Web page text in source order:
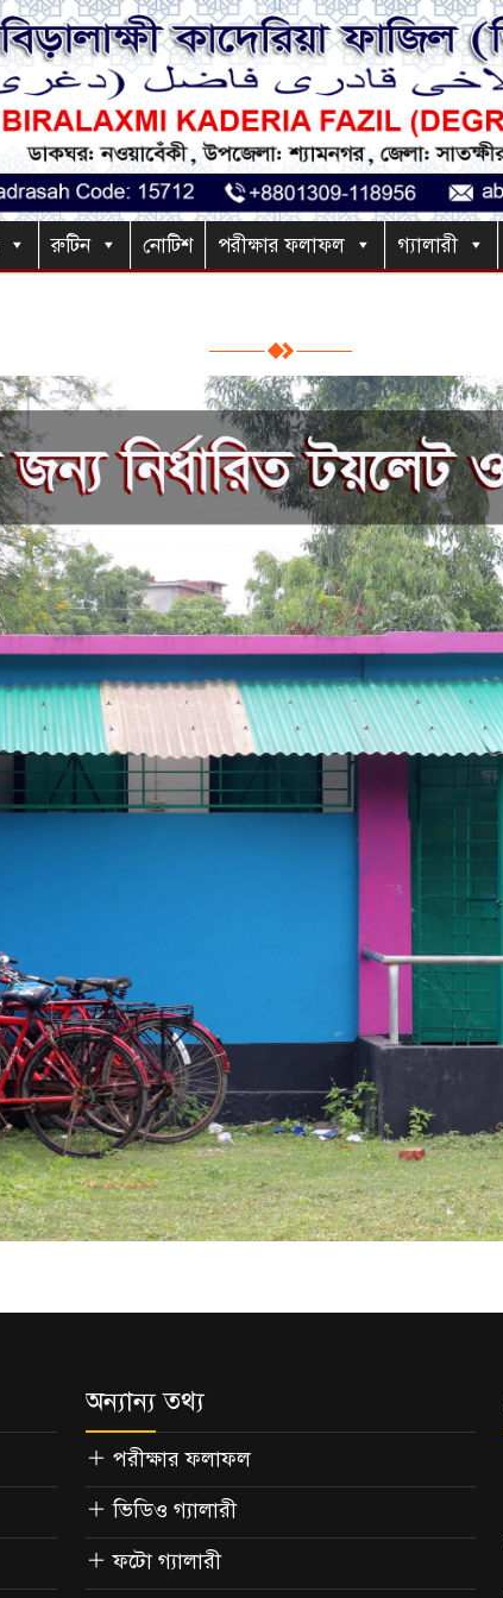
রুটিন নোটিশ পরীক্ষার ফলাফল গ্যালারী
অন্যান্য তথ্য
পরীক্ষার ফলাফল
ভিডিও গ্যালারী
ফটো গ্যালারী